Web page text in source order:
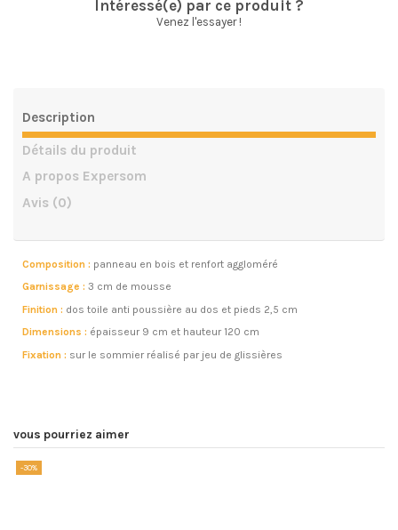
Intéressé(e) par ce produit ?
Venez l'essayer !
Description
Détails du produit
A propos Expersom
Avis (0)
Composition : panneau en bois et renfort aggloméré
Garnissage : 3 cm de mousse
Finition : dos toile anti poussière au dos et pieds 2,5 cm
Dimensions : épaisseur 9 cm et hauteur 120 cm
Fixation : sur le sommier réalisé par jeu de glissières
vous pourriez aimer
-30%